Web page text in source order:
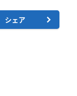
シェア